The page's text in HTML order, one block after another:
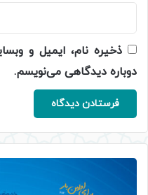
ذخیره نام، ایمیل و
دوباره دیدگاهی می‌نویسم.